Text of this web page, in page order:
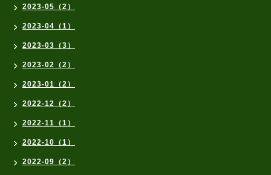
2023-05（2）
2023-04（1）
2023-03（3）
2023-02（2）
2023-01（2）
2022-12（2）
2022-11（1）
2022-10（1）
2022-09（2）